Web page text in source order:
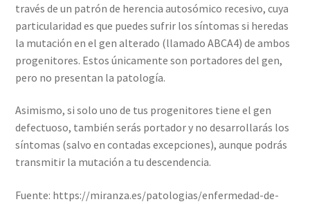
través de un patrón de herencia autosómico recesivo, cuya
particularidad es que puedes sufrir los síntomas si heredas
la mutación en el gen alterado (llamado ABCA4) de ambos
progenitores. Estos únicamente son portadores del gen,
pero no presentan la patología.
Asimismo, si solo uno de tus progenitores tiene el gen
defectuoso, también serás portador y no desarrollarás los
síntomas (salvo en contadas excepciones), aunque podrás
transmitir la mutación a tu descendencia.
Fuente: https://miranza.es/patologias/enfermedad-de-